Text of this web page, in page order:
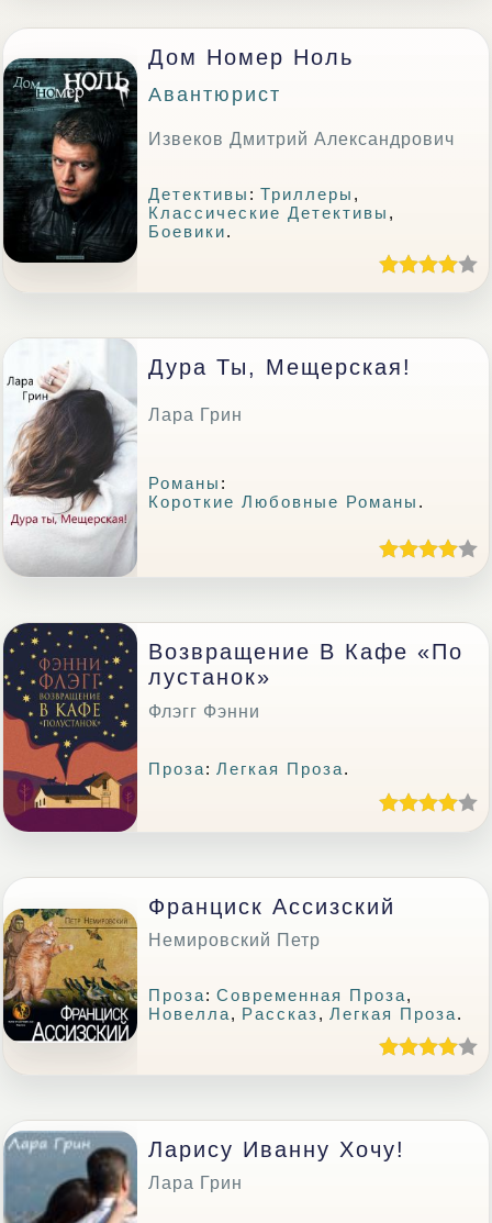
Дом Номер Ноль
Авантюрист
Извеков Дмитрий Александрович
Детективы :Триллеры ,
Классические Детективы ,
Боевики.
Дура Ты, Мещерская!
Лара Грин
Романы :
Короткие Любовные Романы .
Возвращение В Кафе «По
Лустанок»
Флэгг Фэнни
Проза:Легкая Проза.
Франциск Ассизский
Немировский Петр
Проза:Современная Проза,
Новелла, Рассказ,Легкая Проза.
Ларису Иванну Хочу!
Лара Грин